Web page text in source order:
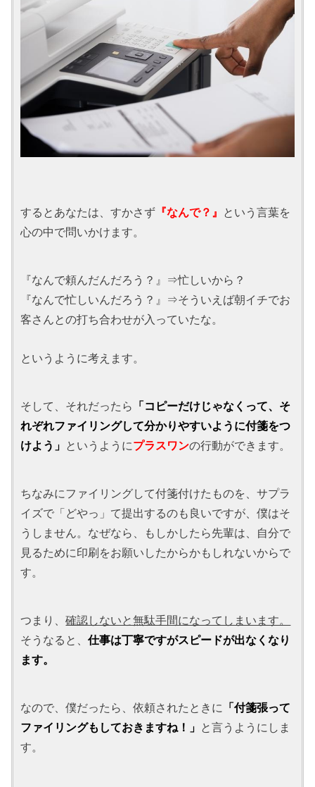
するとあなたは、すかさず 『なんで？』 という言葉を
心の中で問いかけます。
『なんで頼んだんだろう？』⇒忙しいから？
『なんで忙しいんだろう？』⇒そういえば朝イチでお
客さんとの打ち合わせが入っていたな。
というように考えます。
そして、それだったら
「コピーだけじゃなくって、そ
れぞれファイリングして分かりやすいように付箋をつ
けよう」 というようにプラスワンの行動ができます。
ちなみにファイリングして付箋付けたものを、サプラ
イズで「どやっ」て提出するのも良いですが、僕はそ
うしません。なぜなら、もしかしたら先輩は、自分で
見るために印刷をお願いしたからかもしれないからで
す。
つまり、確認しないと無駄手間になってしまいます。
そうなると、仕事は丁寧ですがスピードが出なくなり
ます。
なので、僕だったら、依頼されたときに
「付箋張って
ファイリングもしておきますね！」 と言うようにしま
す。